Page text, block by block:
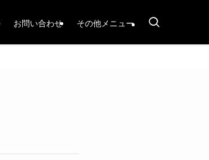
お問い合わせ その他メニュー